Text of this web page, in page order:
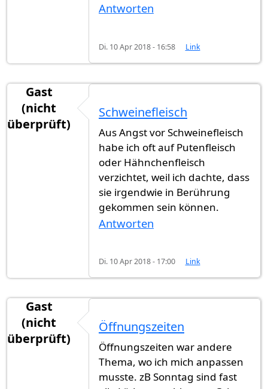
Antworten
Di. 10 Apr 2018 - 16:58 Link
Gast
(nicht
überprüft)
Schweinefleisch
Aus Angst vor Schweinefleisch
habe ich oft auf Putenfleisch
oder Hähnchenfleisch
verzichtet, weil ich dachte, dass
sie irgendwie in Berührung
gekommen sein können.
Antworten
Di. 10 Apr 2018 - 17:00 Link
Gast
(nicht
überprüft)
Öffnungszeiten
Öffnungszeiten war andere
Thema, wo ich mich anpassen
musste. zB Sonntag sind fast